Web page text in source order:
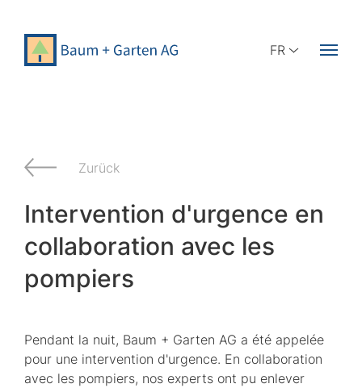
FR
Zurück
Intervention d'urgence en
collaboration avec les
pompiers
Pendant la nuit, Baum + Garten AG a été appelée
pour une intervention d'urgence. En collaboration
avec les pompiers, nos experts ont pu enlever